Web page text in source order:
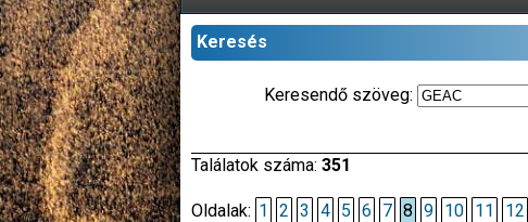
Keresés
Keresendő szöveg:
Találatok száma: 351
Oldalak: 1 2 3 4 5 6 7 8 9 10 11
12